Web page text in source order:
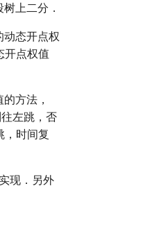
上二分．
动态开点权
开点权值
的方法，
往左跳，否
，时间复
实现．另外